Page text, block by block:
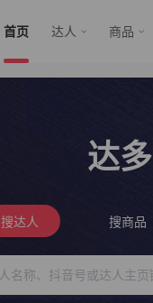
首页 达人 商品
达
搜达人 搜商品